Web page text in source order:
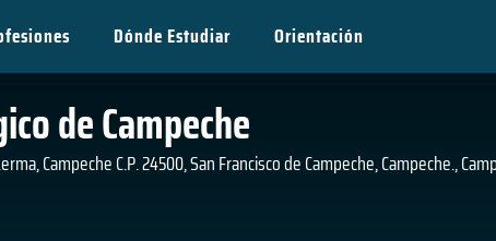
Dónde Estudiar Orientación
de Campeche
Campeche C.P. 24500, San Francisco de Campeche, Campeche.,